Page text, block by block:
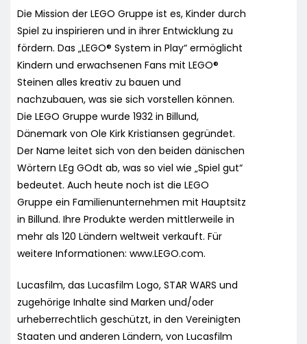
Die Mission der LEGO Gruppe ist es, Kinder durch
Spiel zu inspirieren und in ihrer Entwicklung zu
fördern. Das „LEGO® System in Play“ ermöglicht
Kindern und erwachsenen Fans mit LEGO®
Steinen alles kreativ zu bauen und
nachzubauen, was sie sich vorstellen können.
Die LEGO Gruppe wurde 1932 in Billund,
Dänemark von Ole Kirk Kristiansen gegründet.
Der Name leitet sich von den beiden dänischen
Wörtern LEg GOdt ab, was so viel wie „Spiel gut“
bedeutet. Auch heute noch ist die LEGO
Gruppe ein Familienunternehmen mit Hauptsitz
in Billund. Ihre Produkte werden mittlerweile in
mehr als 120 Ländern weltweit verkauft. Für
weitere Informationen: www.LEGO.com.
Lucasfilm, das Lucasfilm Logo, STAR WARS und
zugehörige Inhalte sind Marken und/oder
urheberrechtlich geschützt, in den Vereinigten
Staaten und anderen Ländern, von Lucasfilm